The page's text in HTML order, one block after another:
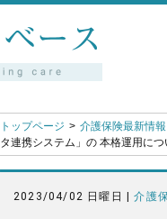
トップページ 介護保険最新情報
タ連携システム」の 本格運用に
2023/04/02 日曜日 |介護